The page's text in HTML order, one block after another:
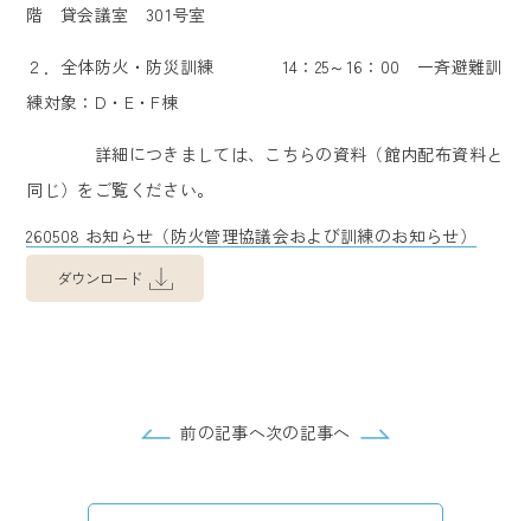
階 貸会議室 301号室
２．全体防火・防災訓練 14：25～16：00 一斉避難訓
練対象：D・E・F棟
詳細につきましては、こちらの資料（館内配布資料と
同じ）をご覧ください。
260508 お知らせ（防火管理協議会および訓練のお知らせ）
ダウンロード
前の記事へ次の記事へ